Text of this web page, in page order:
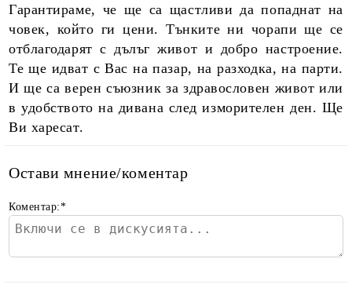
Гарантираме, че ще са щастливи да попаднат на
човек, който ги цени. Тънките ни чорапи ще се
отблагодарят с дълъг живот и добро настроение.
Те ще идват с Вас на пазар, на разходка, на парти.
И ще са верен съюзник за здравословен живот или
в удобството на дивана след изморителен ден. Ще
Ви харесат.
Остави мнение/коментар
Коментар:*